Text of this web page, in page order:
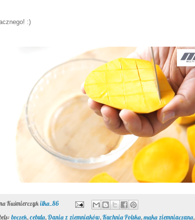
:)
Kuśmierczykilka_86
boczek,cebula,Dania z ziemniaków,Kuchnia Polska,mąka ziemniaczana,